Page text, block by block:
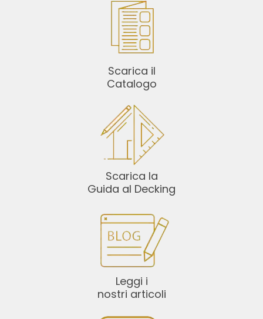
Scarica il
Catalogo
Scarica la
Guida al Decking
Leggi i
nostri articoli